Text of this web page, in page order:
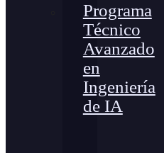
Programa
Técnico
Avanzado
en
Ingeniería
de IA